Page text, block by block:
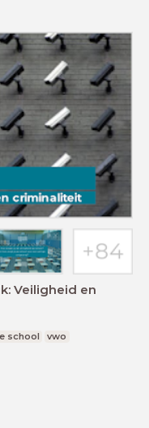
Veiligheid en
school
vwo